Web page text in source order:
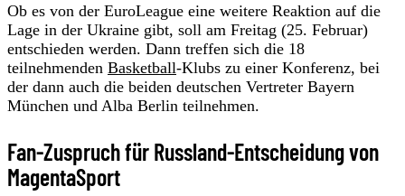
Ob es von der EuroLeague eine weitere Reaktion auf die
Lage in der Ukraine gibt, soll am Freitag (25. Februar)
entschieden werden. Dann treffen sich die 18
teilnehmenden Basketball-Klubs zu einer Konferenz, bei
der dann auch die beiden deutschen Vertreter Bayern
München und Alba Berlin teilnehmen.
Fan-Zuspruch für Russland-Entscheidung von
MagentaSport